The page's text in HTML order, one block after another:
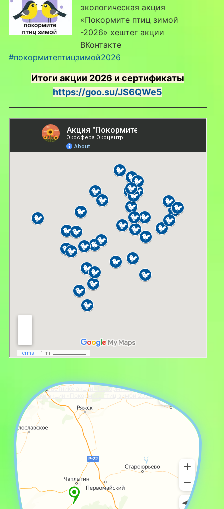
экологическая акция
«Покормите птиц зимой
-2026» хештег акции
ВКонтакте
#покормитептицзимой2026
Итоги акции 2026 и сертификаты
https://goo.su/JS6QWe5
На карте участнике акции «Покормите птиц зимой 2006!»
Участники акции «Покормите птиц зимой 2026» на карте